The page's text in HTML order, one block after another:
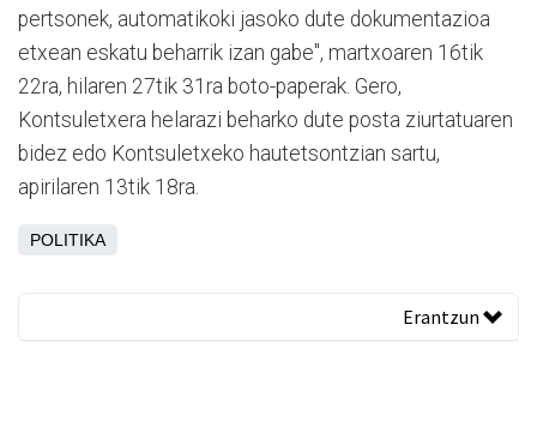
pertsonek, automatikoki jasoko dute dokumentazioa
etxean eskatu beharrik izan gabe", martxoaren 16tik
22ra, hilaren 27tik 31ra boto-paperak. Gero,
Kontsuletxera helarazi beharko dute posta ziurtatuaren
bidez edo Kontsuletxeko hautetsontzian sartu,
apirilaren 13tik 18ra.
POLITIKA
Erantzun